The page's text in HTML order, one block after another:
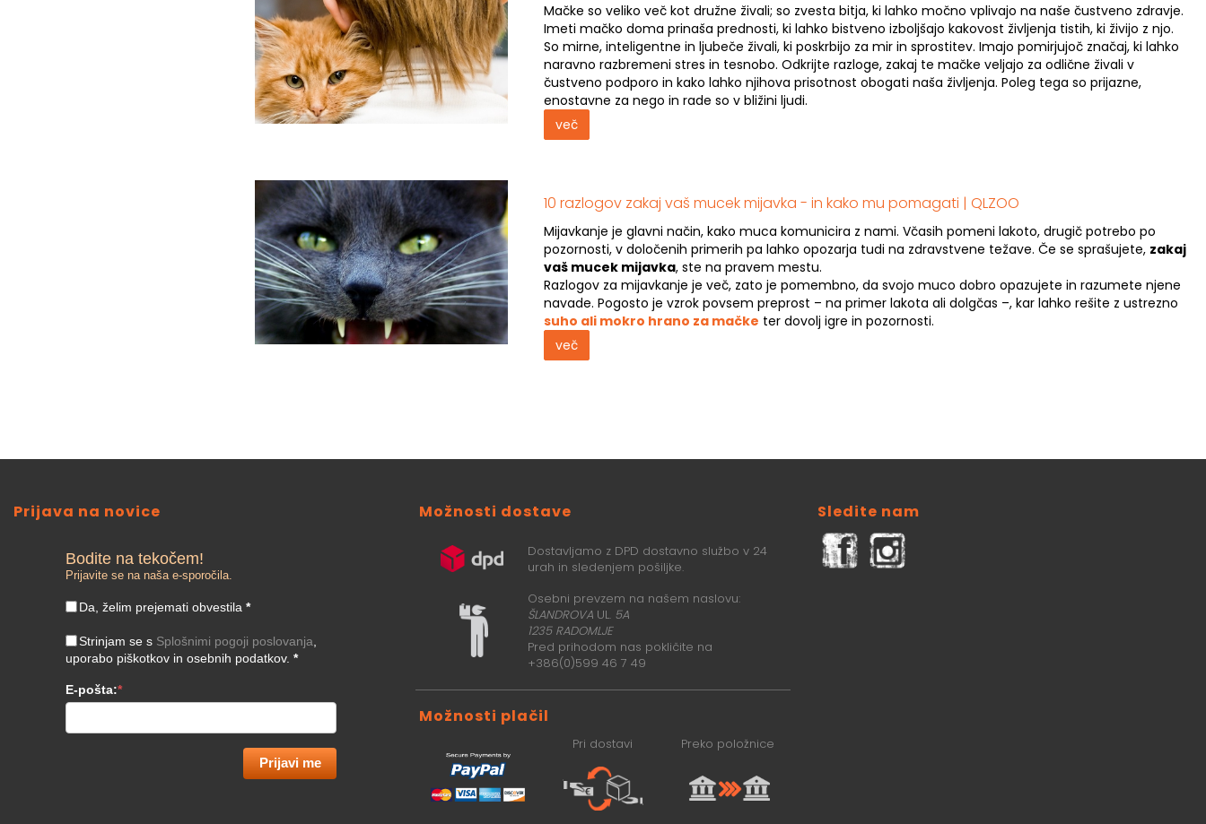
Mačke so veliko več kot družne živali; so zvesta bitja, ki lahko močno vplivajo na naše čustveno zdravje.
Imeti mačko doma prinaša prednosti, ki lahko bistveno izboljšajo kakovost življenja tistih, ki živijo z njo.
So mirne, inteligentne in ljubeče živali, ki poskrbijo za mir in sprostitev. Imajo pomirjujoč značaj, ki lahko
naravno razbremeni stres in tesnobo. Odkrijte razloge, zakaj te mačke veljajo za odlične živali v
čustveno podporo in kako lahko njihova prisotnost obogati naša življenja. Poleg tega so prijazne,
enostavne za nego in rade so v bližini ljudi.
več
10 razlogov zakaj vaš mucek mijavka - in kako mu pomagati | QLZOO
Mijavkanje je glavni način, kako muca komunicira z nami. Včasih pomeni lakoto, drugič potrebo po
pozornosti, v določenih primerih pa lahko opozarja tudi na zdravstvene težave. Če se sprašujete, zakaj
vaš mucek mijavka, ste na pravem mestu.
Razlogov za mijavkanje je več, zato je pomembno, da svojo muco dobro opazujete in razumete njene
navade. Pogosto je vzrok povsem preprost – na primer lakota ali dolgčas –, kar lahko rešite z ustrezno
suho ali mokro hrano za mačke ter dovolj igre in pozornosti.
več
Prijava na novice
Bodite na tekočem!
Prijavite se na naša e-sporočila.
Da, želim prejemati obvestila *
Strinjam se s Splošnimi pogoji poslovanja
uporabo piškotkov in osebnih podatkov. *
E-pošta:*
Prijavi me
Možnosti dostave
Dostavljamo z DPD dostavno službo v 24
urah in sledenjem pošiljke.
Osebni prevzem na našem naslovu:
ŠLANDROVA UL. 5A
1235 RADOMLJE
Pred prihodom nas pokličite na
+386(0)599 46 7 49
Možnosti plačil
Pri dostavi Preko položnice
Sledite nam